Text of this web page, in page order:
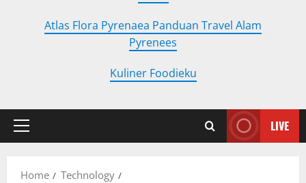
Atlas Flora Pyrenaea Panduan Travel Alam
Pyrenees
Kuliner Foodieku
Primary
LIVE
Home
Technology